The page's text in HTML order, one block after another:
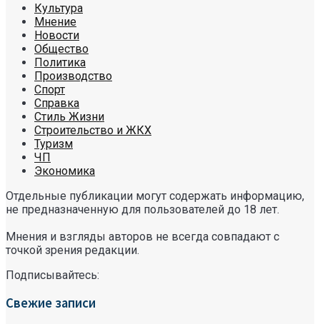
Культура
Мнение
Новости
Общество
Политика
Производство
Спорт
Справка
Стиль Жизни
Строительство и ЖКХ
Туризм
ЧП
Экономика
Отдельные публикации могут содержать информацию,
не предназначенную для пользователей до 18 лет.
Мнения и взгляды авторов не всегда совпадают с
точкой зрения редакции.
Подписывайтесь:
Свежие записи